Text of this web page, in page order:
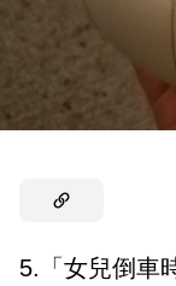
5.「女兒倒車